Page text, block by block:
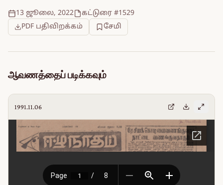
13 ஜூலை, 2022
கட்டுரை #1529
PDF பதிவிறக்கம்
சேமி
ஆவணத்தைப் படிக்கவும்
1991.11.06